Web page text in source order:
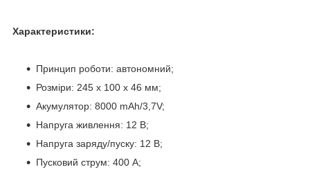
Характеристики:
Принцип роботи: автономний;
Розміри: 245 х 100 х 46 мм;
Акумулятор: 8000 mAh/3,7V;
Напруга живлення: 12 В;
Напруга заряду/пуску: 12 В;
Пусковий струм: 400 А;